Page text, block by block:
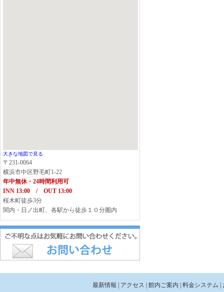
大きな地図で見る
〒231-0064
横浜市中区野毛町1-22
年中無休・24時間利用可
INN 13:00 / OUT 13:00
桜木町徒歩3分
関内・日ノ出町、各駅から徒歩１０分圏内
最新情報 | アクセス | 館内ご案内 | 料金システム